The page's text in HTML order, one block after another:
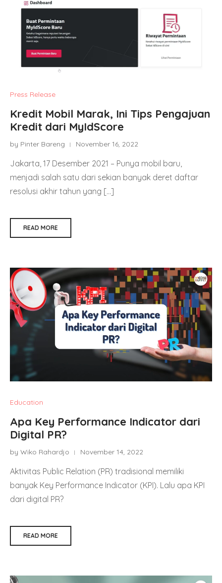
Press Release
Kredit Mobil Marak, Ini Tips Pengajuan
Kredit dari MyIdScore
by Pinter Bareng November 16, 2022
Jakarta, 17 Desember 2021 – Punya mobil baru,
menjadi salah satu dari sekian banyak deret daftar
resolusi akhir tahun yang […]
READ MORE
Education
Apa Key Performance Indicator dari
Digital PR?
by Wiko Rahardjo November 14, 2022
Aktivitas Public Relation (PR) tradisional memiliki
banyak Key Performance Indicator (KPI). Lalu apa KPI
dari digital PR?
READ MORE